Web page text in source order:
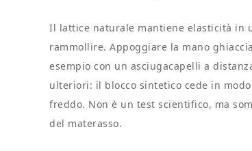
Il lattice naturale mantiene elasticità in
rammollire. Appoggiare la mano
esempio con un asciugacapelli a
ulteriori: il blocco sintetico cede in
freddo. Non è un test scientifico, ma
del materasso.